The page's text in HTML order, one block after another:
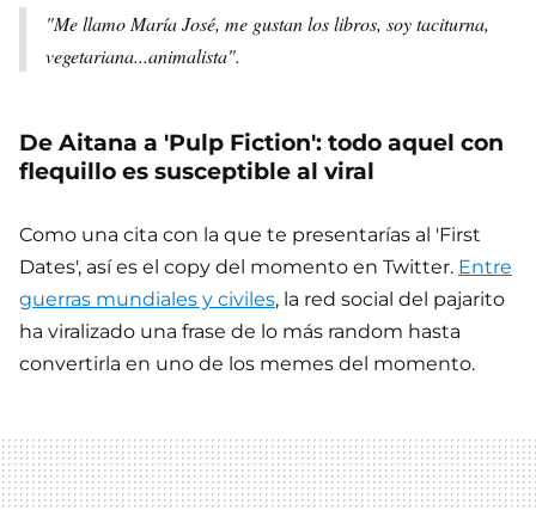
"Me llamo María José, me gustan los libros, soy taciturna,
vegetariana...animalista".
De Aitana a 'Pulp Fiction': todo aquel con
flequillo es susceptible al viral
Como una cita con la que te presentarías al 'First
Dates', así es el copy del momento en Twitter. Entre
guerras mundiales y civiles, la red social del pajarito
ha viralizado una frase de lo más random hasta
convertirla en uno de los memes del momento.